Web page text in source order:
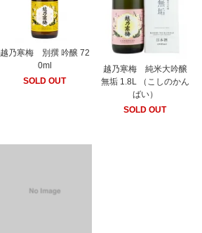
越乃寒梅 別撰 吟醸 72
0ml
SOLD OUT
越乃寒梅 純米大吟醸
無垢 1.8L （こしのかん
ばい）
SOLD OUT